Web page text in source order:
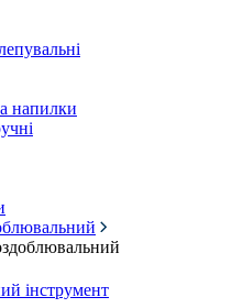
напилки
інструмент